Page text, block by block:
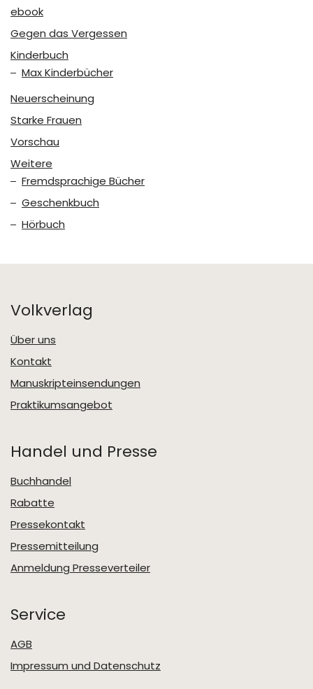
ebook
Gegen das Vergessen
Kinderbuch
Max Kinderbücher
Neuerscheinung
Starke Frauen
Vorschau
Weitere
Fremdsprachige Bücher
Geschenkbuch
Hörbuch
Volkverlag
Über uns
Kontakt
Manuskripteinsendungen
Praktikumsangebot
Handel und Presse
Buchhandel
Rabatte
Pressekontakt
Pressemitteilung
Anmeldung Presseverteiler
Service
AGB
Impressum und Datenschutz